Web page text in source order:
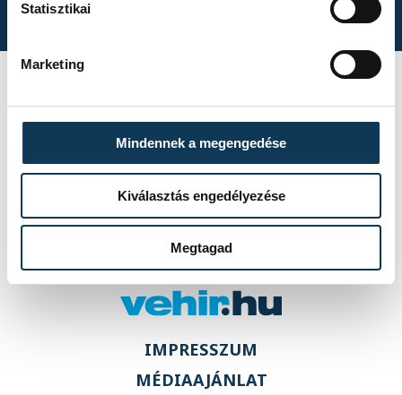
Statisztikai
Marketing
Mindennek a megengedése
Kiválasztás engedélyezése
Megtagad
ZTE FC II – VSC
Veszprém 1–3 (0–1)
IMPRESSZUM
MÉDIAAJÁNLAT